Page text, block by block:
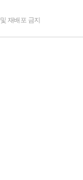
재배포금지